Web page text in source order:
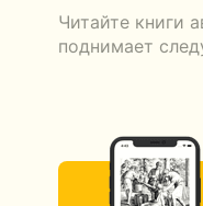
Читайте книги
поднимает